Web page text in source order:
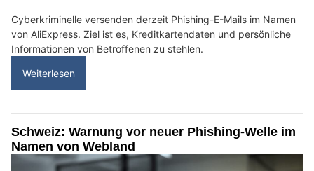
Cyberkriminelle versenden derzeit Phishing-E-Mails im Namen
von AliExpress. Ziel ist es, Kreditkartendaten und persönliche
Informationen von Betroffenen zu stehlen.
Weiterlesen
Schweiz: Warnung vor neuer Phishing-Welle im
Namen von Webland